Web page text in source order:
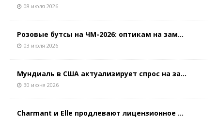
08 июля 2026
Розовые бутсы на ЧМ-2026: оптикам на зам...
03 июля 2026
Мундиаль в США актуализирует спрос на за...
30 июня 2026
Charmant и Elle продлевают лицензионное ...